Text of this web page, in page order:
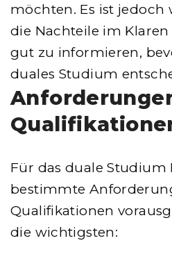
möchten. Es ist jedoch
die Nachteile im
gut zu informieren,
duales Studium
Für das duale Studium
bestimmte
Qualifikationen
die wichtigsten: